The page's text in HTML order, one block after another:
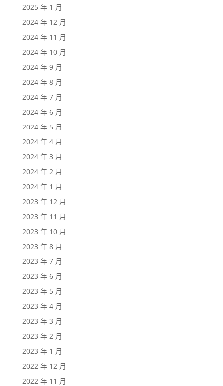
2025 年 1 月
2024 年 12 月
2024 年 11 月
2024 年 10 月
2024 年 9 月
2024 年 8 月
2024 年 7 月
2024 年 6 月
2024 年 5 月
2024 年 4 月
2024 年 3 月
2024 年 2 月
2024 年 1 月
2023 年 12 月
2023 年 11 月
2023 年 10 月
2023 年 8 月
2023 年 7 月
2023 年 6 月
2023 年 5 月
2023 年 4 月
2023 年 3 月
2023 年 2 月
2023 年 1 月
2022 年 12 月
2022 年 11 月